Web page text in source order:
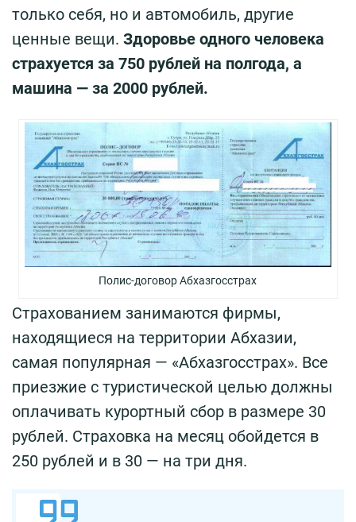
только себя, но и автомобиль, другие
ценные вещи. Здоровье одного человека
страхуется за 750 рублей на полгода, а
машина — за 2000 рублей.
Полис-договор Абхазгосстрах
Страхованием занимаются фирмы,
находящиеся на территории Абхазии,
самая популярная — «Абхазгосстрах». Все
приезжие с туристической целью должны
оплачивать курортный сбор в размере 30
рублей. Страховка на месяц обойдется в
250 рублей и в 30 — на три дня.